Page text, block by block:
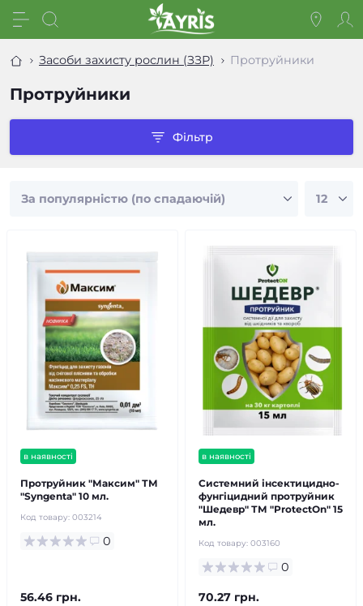
Засоби захисту рослин (ЗЗР) Протруйники
Протруйники
Фільтр
в наявності
Протруйник "Максим" ТМ
"Syngenta" 10 мл.
Код товару: 003214
0
56.46 грн.
в наявності
Системний інсектицидно-
фунгіцидний протруйник
"Шедевр" ТМ "ProtectOn" 15
мл.
Код товару: 003160
0
70.27 грн.